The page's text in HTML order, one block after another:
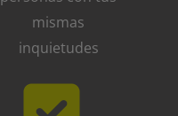
mismas
inquietudes